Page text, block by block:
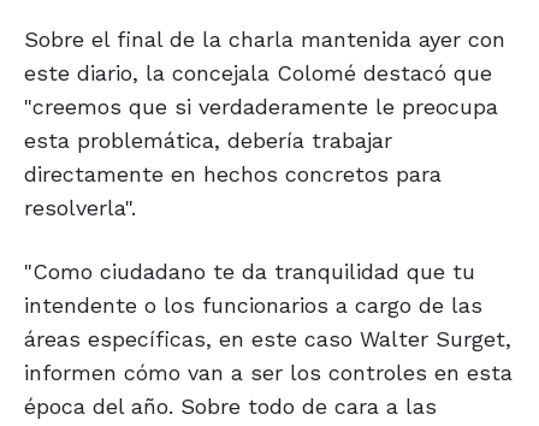
Sobre el final de la charla mantenida ayer con
este diario, la concejala Colomé destacó que
"creemos que si verdaderamente le preocupa
esta problemática, debería trabajar
directamente en hechos concretos para
resolverla".
"Como ciudadano te da tranquilidad que tu
intendente o los funcionarios a cargo de las
áreas específicas, en este caso Walter Surget,
informen cómo van a ser los controles en esta
época del año. Sobre todo de cara a las